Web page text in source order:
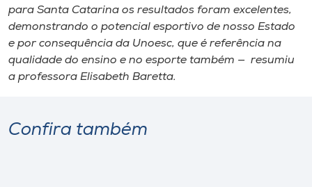
para Santa Catarina os resultados foram excelentes,
demonstrando o potencial esportivo de nosso Estado
e por consequência da Unoesc, que é referência na
qualidade do ensino e no esporte também — resumiu
a professora Elisabeth Baretta.
Confira também